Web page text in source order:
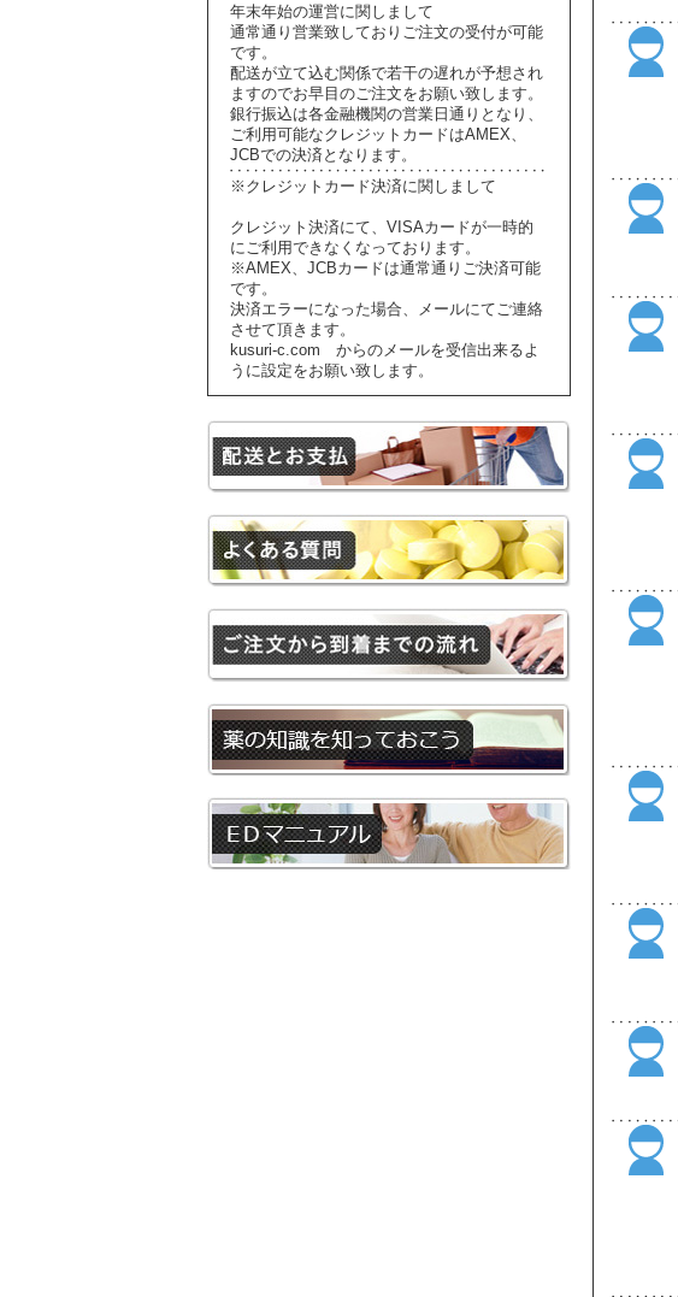
年末年始の運営に関しまして
通常通り営業致しておりご注文の受付が可能
です。
配送が立て込む関係で若干の遅れが予想され
ますのでお早目のご注文をお願い致します。
銀行振込は各金融機関の営業日通りとなり、
ご利用可能なクレジットカードはAMEX、
JCBでの決済となります。
※クレジットカード決済に関しまして
クレジット決済にて、VISAカードが一時的
にご利用できなくなっております。
※AMEX、JCBカードは通常通りご決済可能
です。
決済エラーになった場合、メールにてご連絡
させて頂きます。
kusuri-c.com からのメールを受信出来るよ
うに設定をお願い致します。